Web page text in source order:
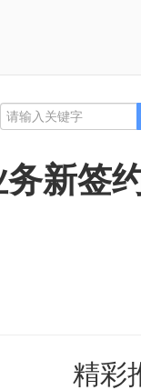
新签
精彩